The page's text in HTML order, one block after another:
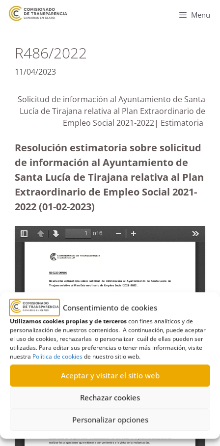
Consentimiento de cookies
Utilizamos cookies propias y de terceroscon fines analíticos y de
personalización de nuestros contenidos. A continuación, puede aceptar
el uso de cookies, rechazarlas o personalizar cuál de ellas pueden ser
utilizadas. Para editar sus preferencias o tener más información, visite
nuestra Política de cookiesde nuestro sitio web.
Aceptar y visitar el sitio web
Rechazar cookies
Personalizar opciones
Menu
R486/2022
11/04/2023
Solicitud de información al Ayuntamiento de Santa
Lucía de Tirajana relativa al Plan Extraordinario de
Empleo Social 2021-2022| Estimatoria
Resolución estimatoria sobre solicitud
de información al Ayuntamiento de
Santa Lucía de Tirajana relativa al Plan
Extraordinario de Empleo Social 2021-
2022 (01-02-2023)